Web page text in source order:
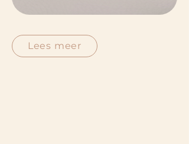
Lees meer